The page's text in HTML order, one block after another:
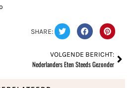
SHARE:
VOLGENDE BERICHT:
Nederlanders Eten Steeds Gezonder